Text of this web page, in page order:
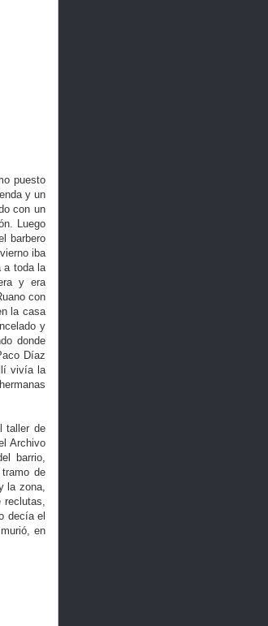
puesto
y un
con un
Luego
barbero
iba
a toda la
y era
con
la casa
y
donde
Díaz
vivía la
taller de
Archivo
barrio,
de
la zona,
reclutas,
decía el
en